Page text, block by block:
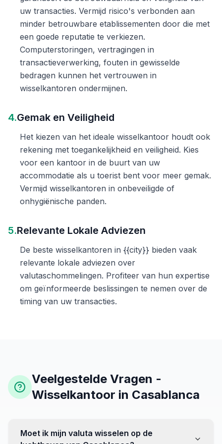
uw transacties. Vermijd risico's verbonden aan
minder betrouwbare etablissementen door die met
een goede reputatie te verkiezen.
Computerstoringen, vertragingen in
transactieverwerking, fouten in gewisselde
bedragen kunnen het vertrouwen in
wisselkantoren ondermijnen.
4.Gemak en Veiligheid
Het kiezen van het ideale wisselkantoor houdt ook
rekening met toegankelijkheid en veiligheid. Kies
voor een kantoor in de buurt van uw
accommodatie als u toerist bent voor meer gemak.
Vermijd wisselkantoren in onbeveiligde of
onhygiënische panden.
5.Relevante Lokale Adviezen
De beste wisselkantoren in {{city}} bieden vaak
relevante lokale adviezen over
valutaschommelingen. Profiteer van hun expertise
om geïnformeerde beslissingen te nemen over de
timing van uw transacties.
Veelgestelde Vragen -
Wisselkantoor in Casablanca
Moet ik mijn valuta wisselen op de